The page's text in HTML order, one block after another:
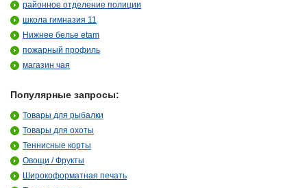
районное отделение полиции
школа гимназия 11
Нижнее белье etam
пожарный профиль
магазин чая
Популярные запросы:
Товары для рыбалки
Товары для охоты
Теннисные корты
Овощи / Фрукты
Широкоформатная печать